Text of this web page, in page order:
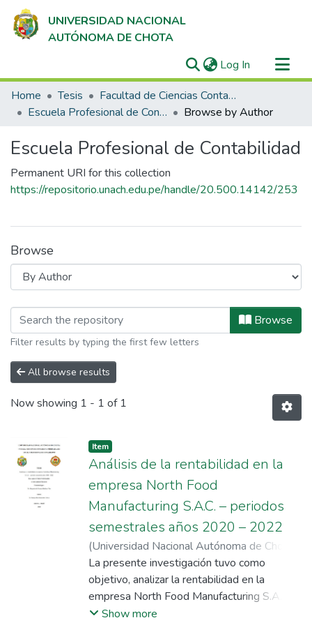
UNIVERSIDAD NACIONAL
AUTÓNOMA DE CHOTA
Log In (current)
Communities & Collections
All of DSpace
Home Tesis
Facultad de Ciencias Contables y Empresariales
Escuela Profesional de Contabilidad
Browse by Author
Escuela Profesional de Contabilidad
Permanent URI for this collection
https://repositorio.unach.edu.pe/handle/20.500.14142/253
Browse
Browsing Escuela Profesional de
Browse
Filter results by typing the first few letters
All browse results
Now showing 1 - 1 of 1
Item
Análisis de la rentabilidad en la
empresa North Food
Manufacturing S.A.C. – periodos
semestrales años 2020 – 2022
(Universidad Nacional Autónoma de Chota
2024-08-14)Barboza Díaz, Margarita del
Carmen; Benavides Galvez, Jhonny Biler
Universidad Nacional Autónoma de Chota
La presente investigación tuvo como
objetivo, analizar la rentabilidad en la
empresa North Food Manufacturing S.A.C. –
periodos semestrales años 2020 – 2022,
Show more